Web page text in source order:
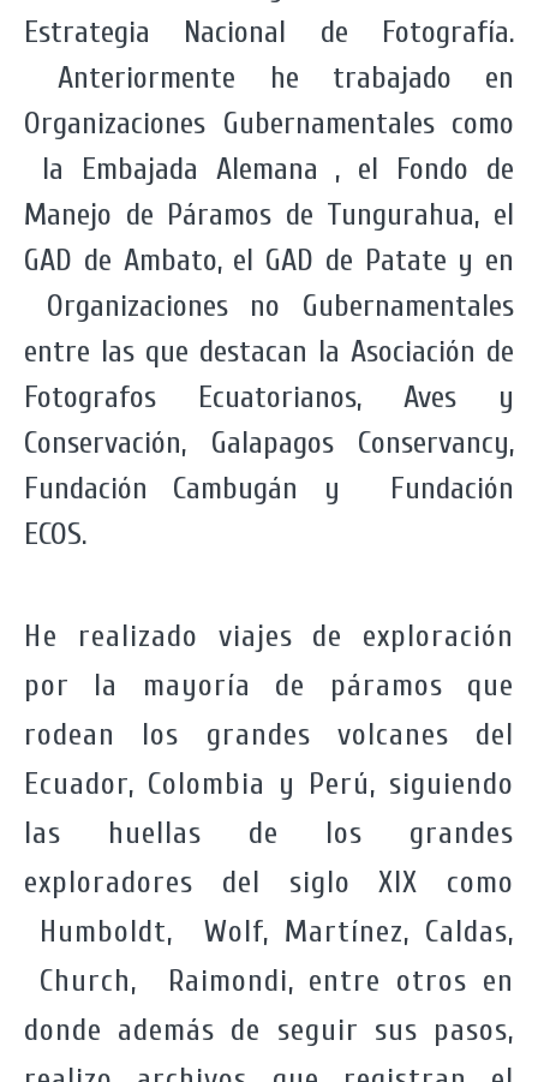
Estrategia Nacional de Fotografía.
Anteriormente he trabajado en
Organizaciones Gubernamentales como
la Embajada Alemana , el Fondo de
Manejo de Páramos de Tungurahua, el
GAD de Ambato, el GAD de Patate y en
Organizaciones no Gubernamentales
entre las que destacan la Asociación de
Fotografos Ecuatorianos, Aves y
Conservación, Galapagos Conservancy,
Fundación Cambugán y Fundación
ECOS.
He realizado viajes de exploración
por la mayoría de páramos que
rodean los grandes volcanes del
Ecuador, Colombia y Perú, siguiendo
las huellas de los grandes
exploradores del siglo XIX como
Humboldt, Wolf, Martínez, Caldas,
Church, Raimondi, entre otros en
donde además de seguir sus pasos,